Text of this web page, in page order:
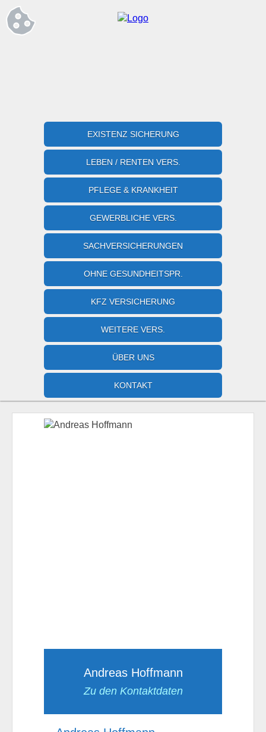
EXISTENZ SICHERUNG
LEBEN / RENTEN VERS.
PFLEGE & KRANKHEIT
GEWERBLICHE VERS.
SACHVERSICHERUNGEN
OHNE GESUNDHEITSPR.
KFZ VERSICHERUNG
WEITERE VERS.
ÜBER UNS
KONTAKT
Andreas Hoffmann
Zu den Kontaktdaten